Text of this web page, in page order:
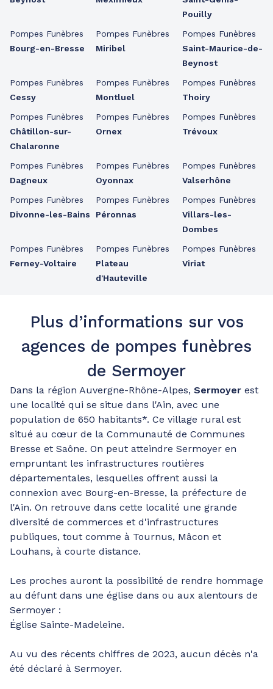
Pompes Funèbres
Bourg-en-Bresse
Pompes Funèbres
Cessy
Pompes Funèbres
Châtillon-sur-
Chalaronne
Pompes Funèbres
Dagneux
Pompes Funèbres
Divonne-les-Bains
Pompes Funèbres
Ferney-Voltaire
Pompes Funèbres
Miribel
Pompes Funèbres
Montluel
Pompes Funèbres
Ornex
Pompes Funèbres
Oyonnax
Pompes Funèbres
Péronnas
Pompes Funèbres
Plateau
d'Hauteville
Pouilly
Pompes Funèbres
Saint-Maurice-de-
Beynost
Pompes Funèbres
Thoiry
Pompes Funèbres
Trévoux
Pompes Funèbres
Valserhône
Pompes Funèbres
Villars-les-
Dombes
Pompes Funèbres
Viriat
Plus d’informations sur vos
agences de pompes funèbres
de Sermoyer
Dans la région Auvergne-Rhône-Alpes, Sermoyer est
une localité qui se situe dans l'Ain, avec une
population de 650 habitants*. Ce village rural est
situé au cœur de la Communauté de Communes
Bresse et Saône. On peut atteindre Sermoyer en
empruntant les infrastructures routières
départementales, lesquelles offrent aussi la
connexion avec Bourg-en-Bresse, la préfecture de
l'Ain. On retrouve dans cette localité une grande
diversité de commerces et d'infrastructures
publiques, tout comme à Tournus, Mâcon et
Louhans, à courte distance.
Les proches auront la possibilité de rendre hommage
au défunt dans une église dans ou aux alentours de
Sermoyer :
Église Sainte-Madeleine.
Au vu des récents chiffres de 2023, aucun décès n'a
été déclaré à Sermoyer.